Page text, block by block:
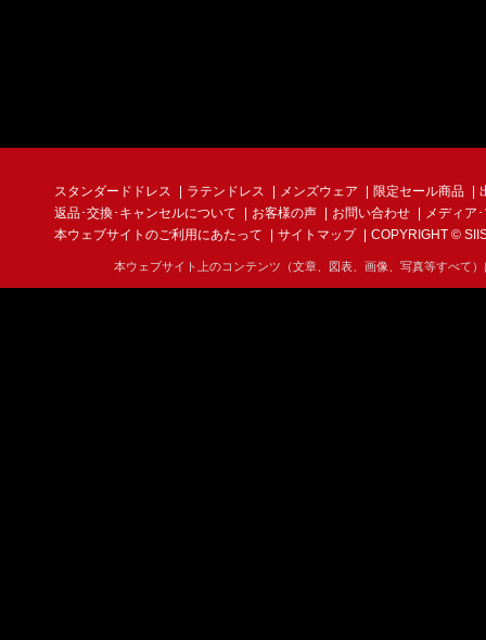
スタンダードドレス ラテンドレス メンズウェア 限定セール商品
返品･交換･キャンセルについて
お客様の声 お問い合わせ
メディア
本ウェブサイトのご利用にあたって
サイトマップ COPYRIGHT ©
本ウェブサイト上のコンテンツ（文章、図表、画像、写真等すべて